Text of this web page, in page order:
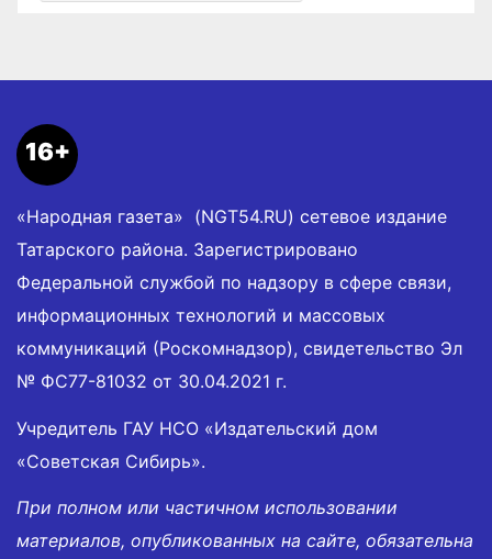
16+
«Народная газета» (NGT54.RU) сетевое издание
Татарского района. Зарегистрировано
Федеральной службой по надзору в сфере связи,
информационных технологий и массовых
коммуникаций (Роскомнадзор), свидетельство Эл
№ ФС77-81032 от 30.04.2021 г.
Учредитель ГАУ НСО «Издательский дом
«Советская Сибирь».
При полном или частичном использовании
материалов, опубликованных на сайте, обязательна